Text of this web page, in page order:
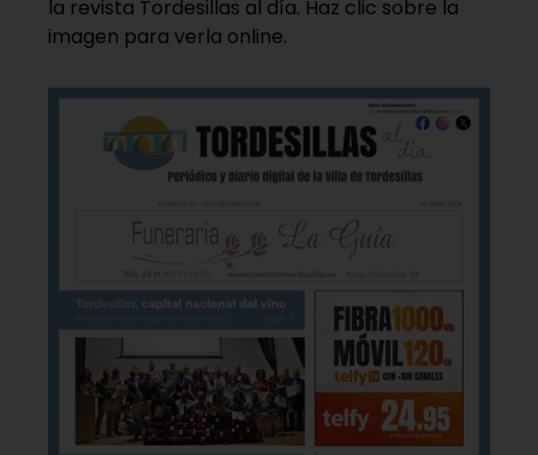
la revista Tordesillas al día. Haz clic sobre la
imagen para verla online.